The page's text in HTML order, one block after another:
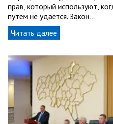
прав, который используют,
путем не удается. Закон…
Читать далее